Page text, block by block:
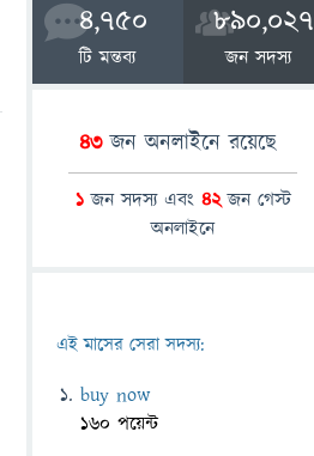
4,750
টি মন্তব্য
890,027
জন সদস্য
43জন অনলাইনে রয়েছে
1জন সদস্য এবং 42জন গেস্ট
অনলাইনে
এই মাসের সেরা সদস্য:
buy now
160 পয়েন্ট